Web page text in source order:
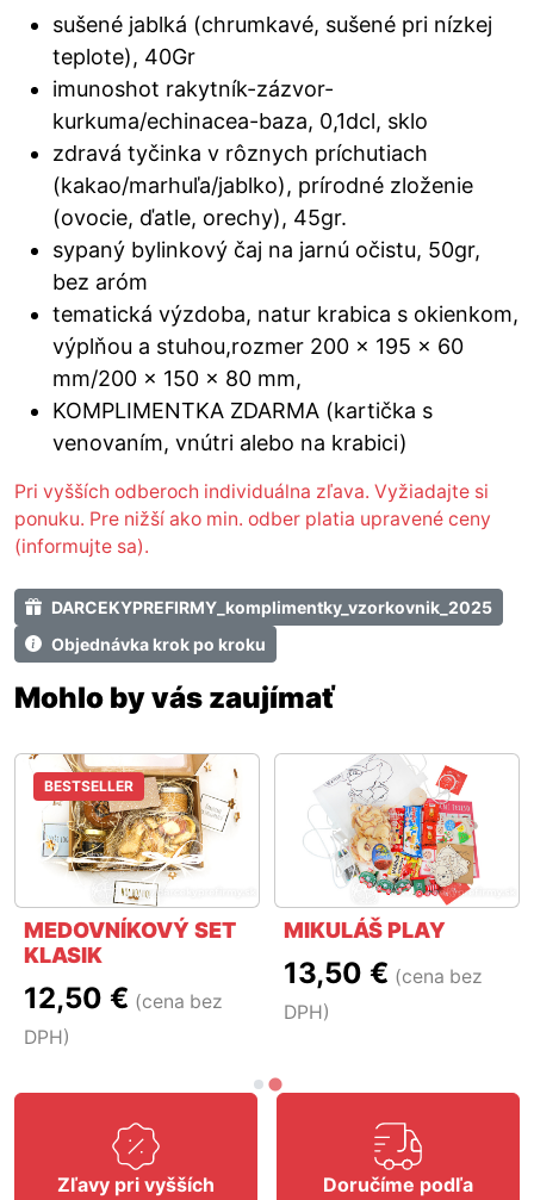
sušené jablká (chrumkavé, sušené pri nízkej
teplote), 40Gr
imunoshot rakytník-zázvor-
kurkuma/echinacea-baza, 0,1dcl, sklo
zdravá tyčinka v rôznych príchutiach
(kakao/marhuľa/jablko), prírodné zloženie
(ovocie, ďatle, orechy), 45gr.
sypaný bylinkový čaj na jarnú očistu, 50gr,
bez aróm
tematická výzdoba, natur krabica s okienkom,
výplňou a stuhou,rozmer 200 x 195 x 60
mm/200 x 150 x 80 mm,
KOMPLIMENTKA ZDARMA (kartička s
venovaním, vnútri alebo na krabici)
Pri vyšších odberoch individuálna zľava. Vyžiadajte si
ponuku. Pre nižší ako min. odber platia upravené ceny
(informujte sa).
DARCEKYPREFIRMY_komplimentky_vzorkovnik_2025
Objednávka krok po kroku
Mohlo by vás zaujímať
MEDOVNÍKOVÝ SET
KLASIK
12,50 € (cena bez
DPH)
BESTSELLER
MIKULÁŠ PLAY
13,50 € (cena bez
DPH)
Zľavy pri vyšších
Doručíme podľa